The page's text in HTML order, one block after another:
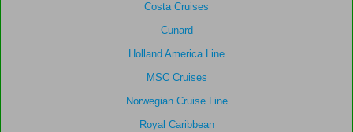
Costa Cruises
Cunard
Holland America Line
MSC Cruises
Norwegian Cruise Line
Royal Caribbean